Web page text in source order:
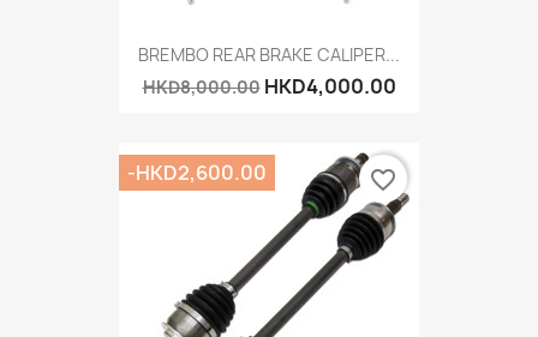
BREMBO REAR BRAKE CALIPER...
HKD8,000.00 HKD4,000.00
-HKD2,600.00 favorite_border